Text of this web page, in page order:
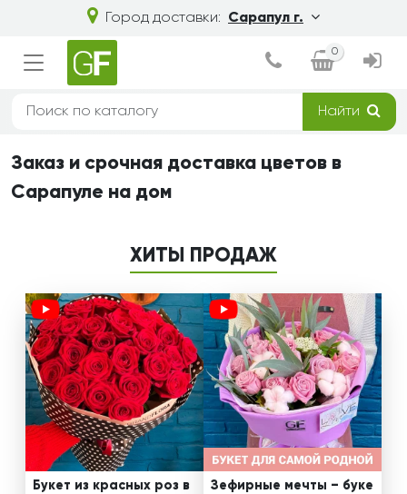
Город доставки: Сарапул г.
0
Найти
Заказ и срочная доставка цветов в
Сарапуле на дом
ХИТЫ ПРОДАЖ
Букет из красных роз в
Зефирные мечты – буке